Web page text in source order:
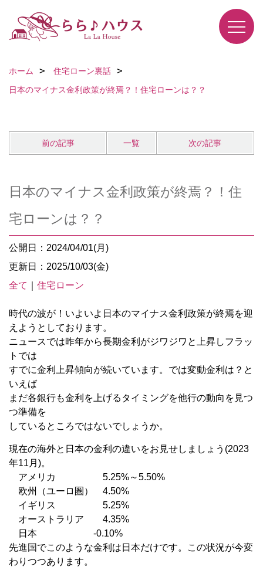
ホーム
住宅ローン裏話
日本のマイナス金利政策が終焉？！住宅ローンは？？
前の記事 一覧 次の記事
日本のマイナス金利政策が終焉？！住
宅ローンは？？
公開日：2024/04/01(月)
更新日：2025/10/03(金)
全て
住宅ローン
時代の波が！いよいよ日本のマイナス金利政策が終焉を迎
えようとしております。
ニュースでは昨年から長期金利がジワジワと上昇しフラッ
トでは
すでに金利上昇傾向が続いています。では変動金利は？と
いえば
まだ各銀行も金利を上げるタイミングを他行の動向を見つ
つ準備を
しているところではないでしょうか。
現在の海外と日本の金利の違いをお見せしましょう(2023
年11月)。
アメリカ 5.25%～5.50%
欧州（ユーロ圏） 4.50%
イギリス 5.25%
オーストラリア 4.35%
日本 -0.10%
先進国でこのような金利は日本だけです。この状況が今変
わりつつあります。